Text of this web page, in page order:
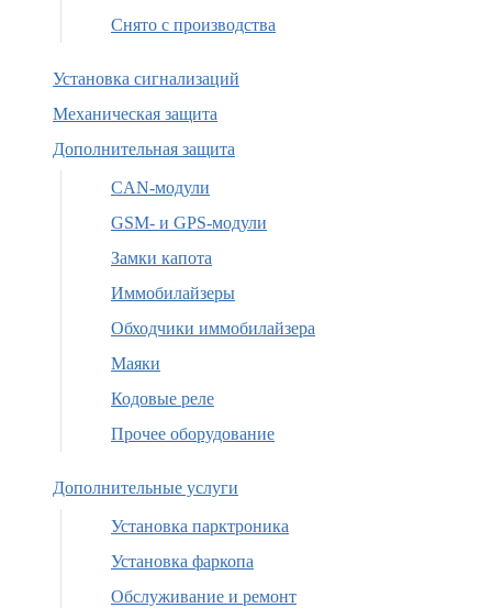
Снято с производства
Установка сигнализаций
Механическая защита
Дополнительная защита
CAN-модули
GSM- и GPS-модули
Замки капота
Иммобилайзеры
Обходчики иммобилайзера
Маяки
Кодовые реле
Прочее оборудование
Дополнительные услуги
Установка парктроника
Установка фаркопа
Обслуживание и ремонт